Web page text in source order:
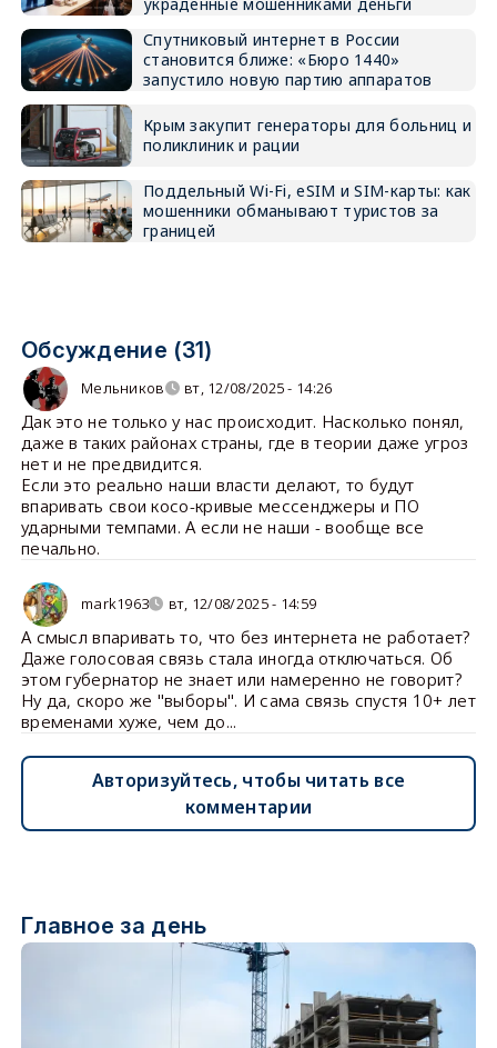
Спутниковый интернет в России
становится ближе: «Бюро 1440»
запустило новую партию аппаратов
Крым закупит генераторы для больниц и
поликлиник и рации
Поддельный Wi-Fi, eSIM и SIM-карты: как
мошенники обманывают туристов за
границей
Обсуждение (31)
Мельников вт, 12/08/2025 - 14:26
Дак это не только у нас происходит. Насколько понял,
даже в таких районах страны, где в теории даже угроз
нет и не предвидится.
Если это реально наши власти делают, то будут
впаривать свои косо-кривые мессенджеры и ПО
ударными темпами. А если не наши - вообще все
печально.
mark1963 вт, 12/08/2025 - 14:59
А смысл впаривать то, что без интернета не работает?
Даже голосовая связь стала иногда отключаться. Об
этом губернатор не знает или намеренно не говорит?
Ну да, скоро же "выборы". И сама связь спустя 10+ лет
временами хуже, чем до...
Авторизуйтесь, чтобы читать все
комментарии
Главное за день